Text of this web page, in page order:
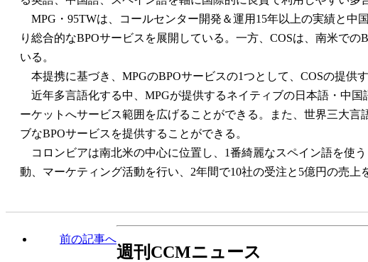
MPG・95TWは、コールセンター開発＆運用15年以上の実績と中
り総合的なBPOサービスを展開している。一方、COSは、南米で
いる。
本提携に基づき、MPGのBPOサービスの1つとして、COSの提供
近年多言語化する中、MPGが提供するネイティブの日本語・中
ーケットへサービス範囲を広げることができる。また、世界三大
ブなBPOサービスを提供することができる。
コロンビアは南北米の中心に位置し、1番綺麗なスペイン語を使
動、マーケティング活動を行い、2年間で10社の受注と5億円の売上
前の記事へ
週刊CCMニュース